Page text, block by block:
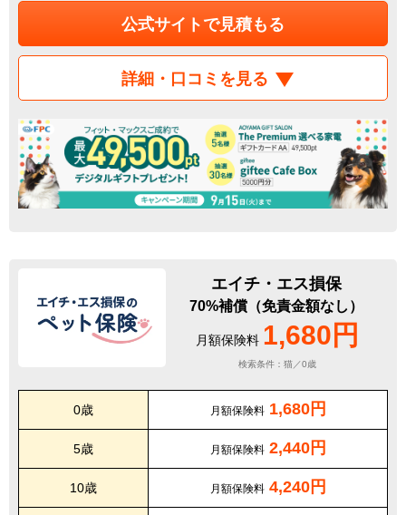
公式サイトで見積もる
詳細・口コミを見る
エイチ・エス損保
70%補償（免責金額なし）
月額保険料 1,680円
検索条件：猫／0歳
0歳 月額保険料 1,680円
5歳 月額保険料 2,440円
10歳 月額保険料 4,240円